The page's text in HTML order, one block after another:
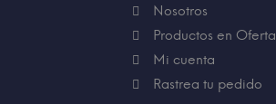
Nosotros
Productos en Oferta
Mi cuenta
Rastrea tu pedido